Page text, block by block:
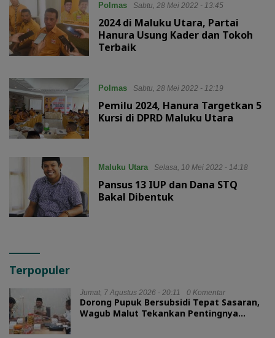
Polmas Sabtu, 28 Mei 2022 - 13:45
2024 di Maluku Utara, Partai
Hanura Usung Kader dan Tokoh
Terbaik
Polmas Sabtu, 28 Mei 2022 - 12:19
Pemilu 2024, Hanura Targetkan 5
Kursi di DPRD Maluku Utara
Maluku Utara Selasa, 10 Mei 2022 - 14:18
Pansus 13 IUP dan Dana STQ
Bakal Dibentuk
Terpopuler
Jumat, 7 Agustus 2026 - 20:11 0 Komentar
Dorong Pupuk Bersubsidi Tepat Sasaran,
Wagub Malut Tekankan Pentingnya